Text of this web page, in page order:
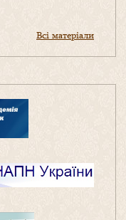
Всі матеріали